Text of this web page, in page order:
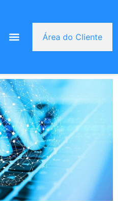
Área do Cliente